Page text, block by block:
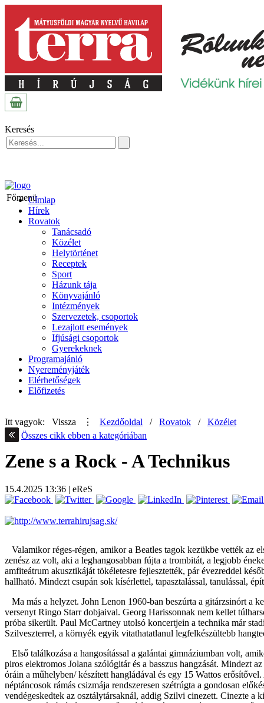
Keresés
FőmenüCímlap
Hírek
Rovatok
Tanácsadó
Közélet
Helytörténet
Receptek
Sport
Házunk tája
Könyvajánló
Intézmények
Szervezetek, csoportok
Lezajlott események
Ifjúsági csoportok
Gyerekeknek
Programajánló
Nyereményjáték
Elérhetőségek
Előfizetés
Itt vagyok: Vissza ⋮ Kezdőoldal / Rovatok /
Közélet
Összes cikk ebben a kategóriában
Zene s a Rock - A Technikus
15.4.2025 13:36 | eReS
Valamikor réges-régen, amikor a Beatles tagok kezükbe vették az
zenész az volt, aki a leghangosabban fújta a trombitát, a legjobb
amfiteátrum akusztikáját tökéletesre fejlesztették, pár évezreddel
hallható. Mindezt csupán sok kísérlettel, tapasztalással, tanulással,
Ma más a helyzet. John Lenon 1960-ban beszúrta a gitárzsinórt a
versenyt Ringo Starr dobjaival. Georg Harissonnak nem kellet
próba sikerült. Paul McCartney utolsó koncertjein a technika már
Szilveszterrel, a környék egyik vitathatatlanul legfelkészültebb
Első találkozása a hangosítással a galántai gimnáziumban volt,
piros elektromos Jolana szólógitár és a basszus hangzását. Mindezt
óráin a műhelyben/ készített hangládával és egy 15 Wattos
néptáncosok rámás csizmája rendszeresen szétrúgta a gondosan
vendégeskedtek az osztálytársaknál, addig Szilvi cinezett. Cinezte a